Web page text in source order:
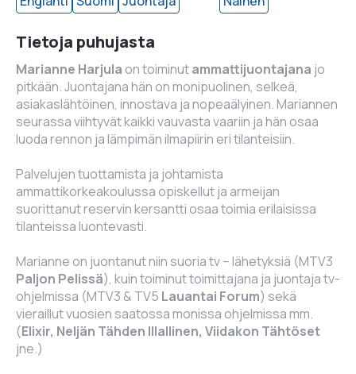
Tietoja puhujasta
Marianne Harjula on toiminutammattijuontajana jo
pitkään. Juontajana hän on monipuolinen, selkeä,
asiakaslähtöinen, innostava ja nopeaälyinen. Mariannen
seurassa viihtyvät kaikki vauvasta vaariin ja hän osaa
luoda rennon ja lämpimän ilmapiirin eri tilanteisiin.
Palvelujen tuottamista ja johtamista
ammattikorkeakoulussa opiskellut ja armeijan
suorittanut reservin kersantti osaa toimia erilaisissa
tilanteissa luontevasti.
Marianne on juontanut niin suoria tv – lähetyksiä (MTV3
Paljon Pelissä), kuin toiminut toimittajana ja juontaja tv-
ohjelmissa (MTV3 & TV5 Lauantai Forum) sekä
vieraillut vuosien saatossa monissa ohjelmissa mm.
(Elixir, Neljän Tähden Illallinen, Viidakon Tähtöset
jne.)